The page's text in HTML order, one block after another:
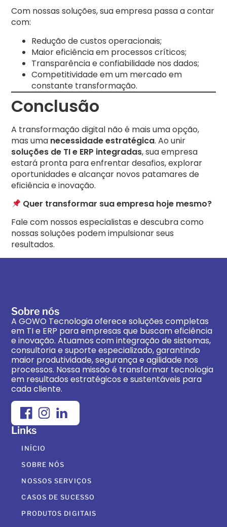
Com nossas soluções, sua empresa passa a contar
com:
Redução de custos operacionais;
Maior eficiência em processos críticos;
Transparência e confiabilidade nos dados;
Competitividade em um mercado em
constante transformação.
Conclusão
A transformação digital não é mais uma opção,
mas uma necessidade estratégica. Ao unir
soluções de TI e ERP integradas, sua empresa
estará pronta para enfrentar desafios, explorar
oportunidades e alcançar novos patamares de
eficiência e inovação.
Quer transformar sua empresa hoje mesmo?
Fale com nossos especialistas e descubra como
nossas soluções podem impulsionar seus
resultados.
Sobre nós
A GOWO Tecnologia oferece soluções completas
em TI e ERP para empresas que buscam eficiência
e inovação. Atuamos com integração de sistemas,
consultoria e suporte especializado, garantindo
maior produtividade, segurança e agilidade nos
processos. Nossa missão é transformar tecnologia
em resultados estratégicos e sustentáveis para
cada cliente.
Links
INÍCIO
SOBRE NÓS
NOSSOS SERVIÇOS
CASOS DE SUCESSO
PRODUTOS DIGITAIS